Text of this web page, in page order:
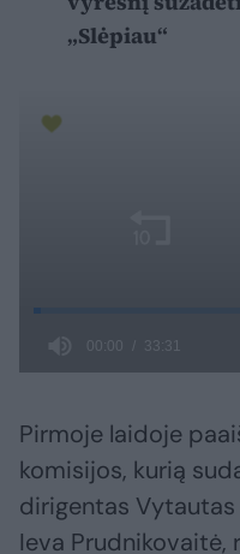
„Slėpiau“
Pirmoje laidoje
komisijos, kurią
dirigentas
Ieva Prudnikovaitė,